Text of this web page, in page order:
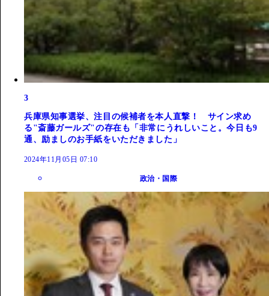
3
兵庫県知事選挙、注目の候補者を本人直撃！ サイン求め
る"斎藤ガールズ"の存在も「非常にうれしいこと。今日も9
通、励ましのお手紙をいただきました」
2024年11月05日 07:10
政治・国際